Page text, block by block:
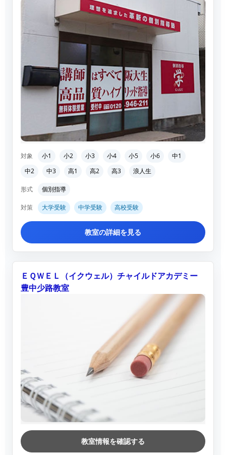
対象 小1 小2 小3 小4 小5 小6
中1
中2
中3 高1 高2 高3 浪人生
形式 個別指導
対策 大学受験 中学受験 高校受験
教室の詳細を見る
ＥＱＷＥＬ（イクウェル）チャイルドアカデミー
豊中少路教室
教室情報を確認する